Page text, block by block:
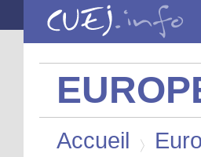
Aller au contenu principal
Accueil